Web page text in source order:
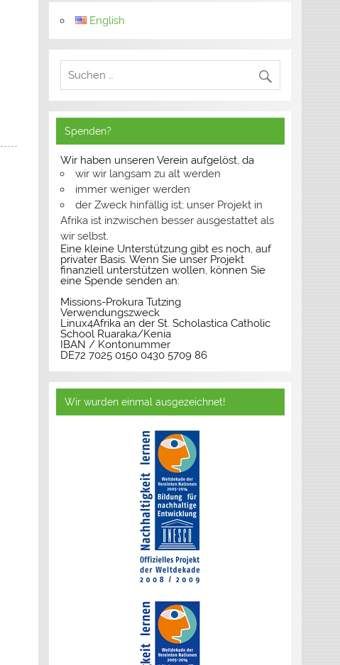
English
Spenden?
Wir haben unseren Verein aufgelöst, da
wir wir langsam zu alt werden
immer weniger werden
der Zweck hinfällig ist; unser Projekt in
Afrika ist inzwischen besser ausgestattet als
wir selbst.
Eine kleine Unterstützung gibt es noch, auf
privater Basis. Wenn Sie unser Projekt
finanziell unterstützen wollen, können Sie
eine Spende senden an:
Missions-Prokura Tutzing
Verwendungszweck
Linux4Afrika an der St. Scholastica Catholic
School Ruaraka/Kenia
IBAN / Kontonummer
DE72 7025 0150 0430 5709 86
Wir wurden einmal ausgezeichnet!